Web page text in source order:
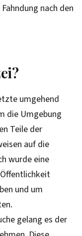
nach den
umgehend
die Umgebung
Teile der
auf die
wurde eine
und um
gelang es der